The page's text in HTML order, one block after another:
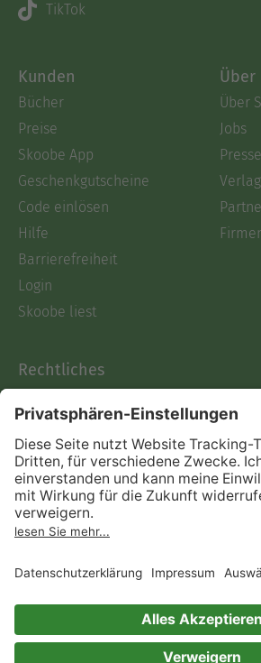
TikTok
Kunden
Bücher
Preise
Skoobe App
Geschenkgutscheine
Code einlösen
Hilfe
Barrierefreiheit
Login
Skoobe liest
Über
Über
Jobs
Presse
Rechtliches
AGB
Informationen nach Data
Act
Verträge hier kündigen
Impressum
Immer ein gutes